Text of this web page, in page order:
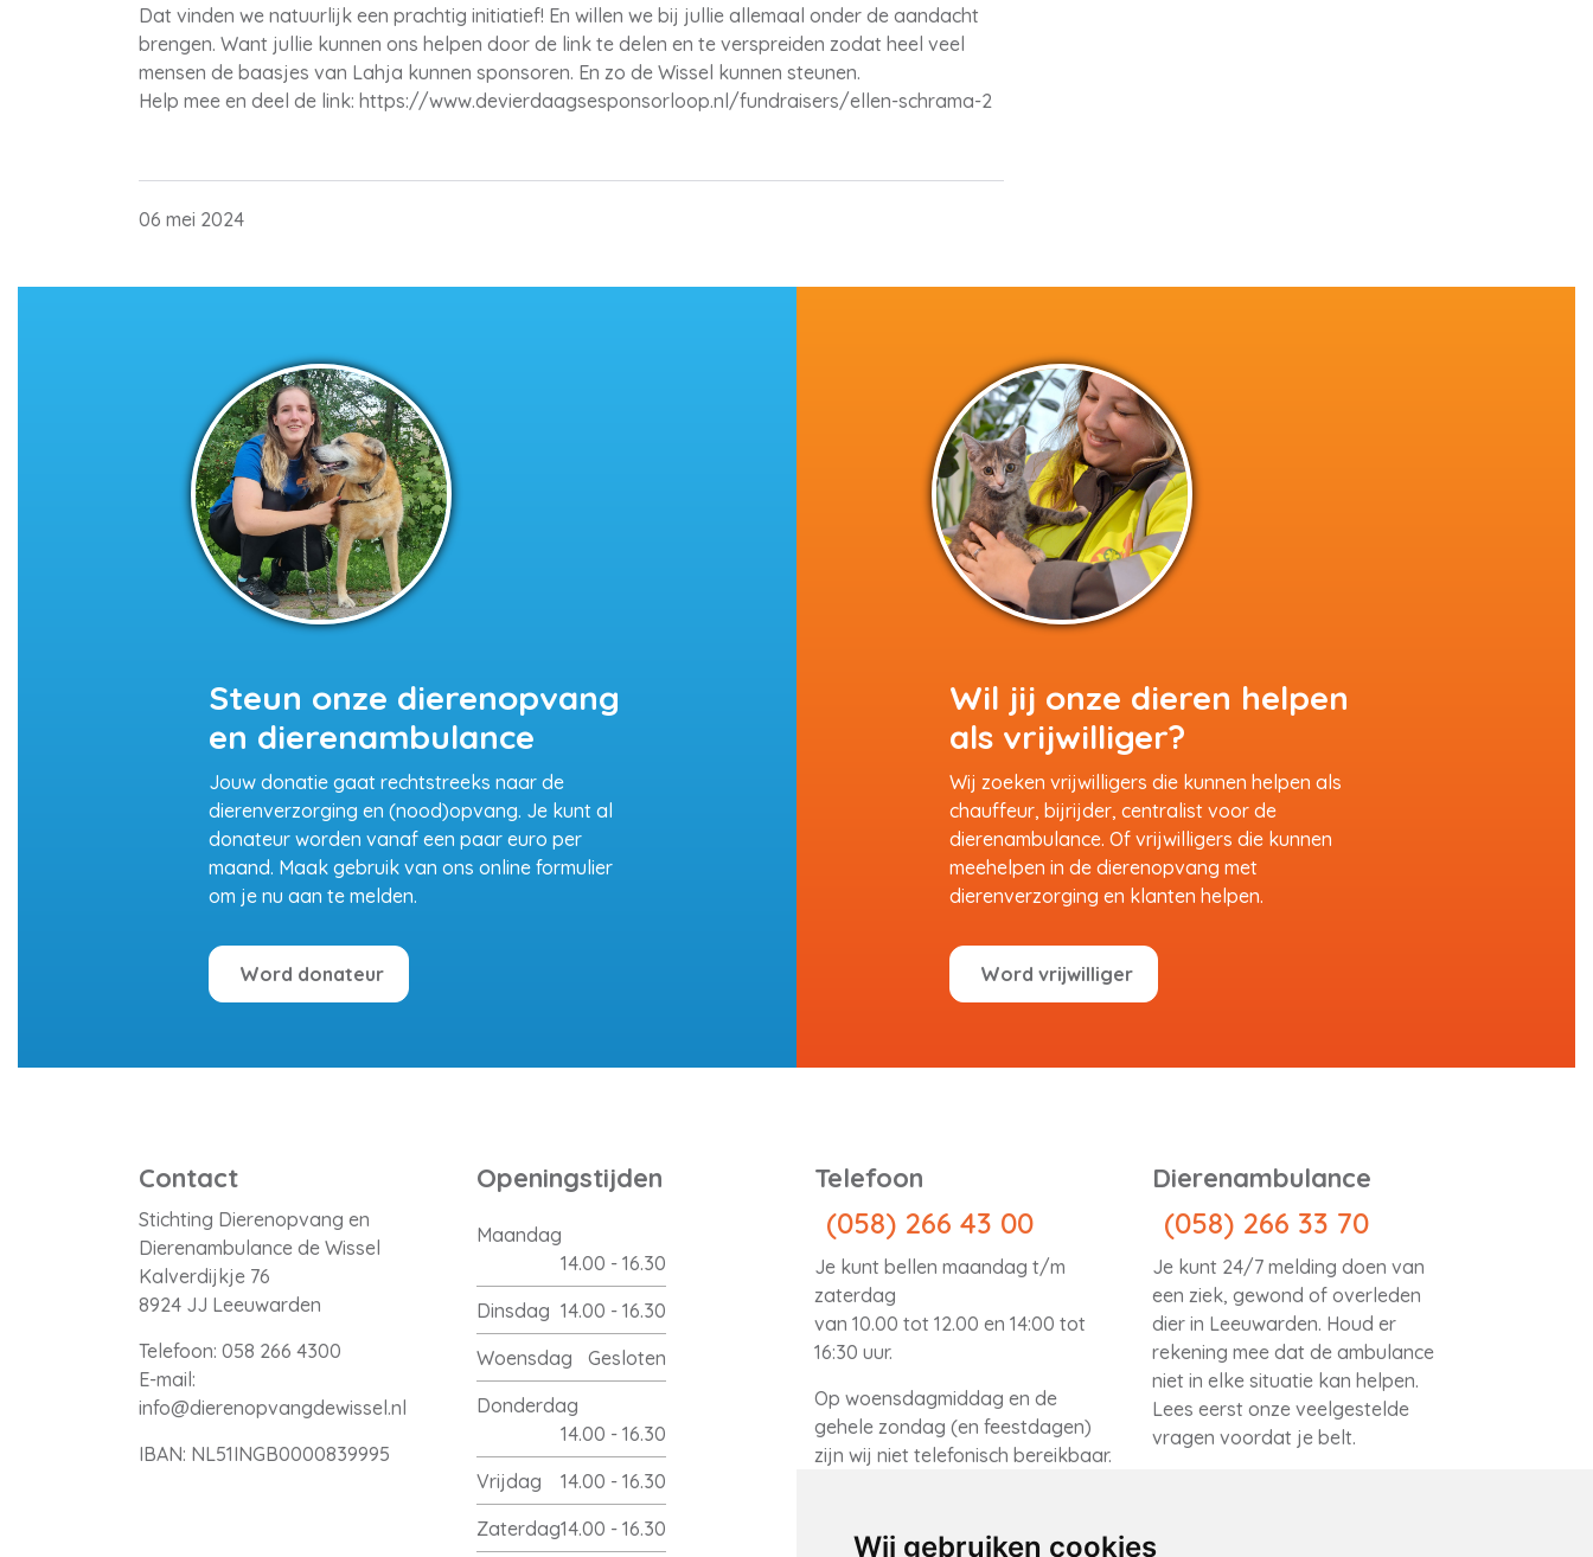
Wij gebruiken cookies
Dat vinden we natuurlijk een prachtig initiatief! En willen we bij jullie allemaal onder de aandacht
brengen. Want jullie kunnen ons helpen door de link te delen en te verspreiden zodat heel veel
mensen de baasjes van Lahja kunnen sponsoren. En zo de Wissel kunnen steunen.
Help mee en deel de link: https://www.devierdaagsesponsorloop.nl/fundraisers/ellen-schrama-2
06 mei 2024
Steun onze dierenopvang
en dierenambulance
Jouw donatie gaat rechtstreeks naar de
dierenverzorging en (nood)opvang. Je kunt al
donateur worden vanaf een paar euro per
maand. Maak gebruik van ons online formulier
om je nu aan te melden.
Word donateur
Wil jij onze dieren helpen
als vrijwilliger?
Wij zoeken vrijwilligers die kunnen helpen als
chauffeur, bijrijder, centralist voor de
dierenambulance. Of vrijwilligers die kunnen
meehelpen in de dierenopvang met
dierenverzorging en klanten helpen.
Word vrijwilliger
Contact
Stichting Dierenopvang en
Dierenambulance de Wissel
Kalverdijkje 76
8924 JJ Leeuwarden
Telefoon: 058 266 4300
E-mail:
info@dierenopvangdewissel.nl
IBAN: NL51INGB0000839995
Openingstijden
Maandag
14.00 - 16.30
Dinsdag 14.00 - 16.30
Woensdag
Gesloten
Donderdag
14.00 - 16.30
Vrijdag
14.00 - 16.30
Zaterdag14.00 - 16.30
Telefoon
(058) 266 43 00
Je kunt bellen maandag t/m
zaterdag
van 10.00 tot 12.00 en 14:00 tot
16:30 uur.
Op woensdagmiddag en de
gehele zondag (en feestdagen)
zijn wij niet telefonisch bereikbaar.
Dierenambulance
(058) 266 33 70
Je kunt 24/7 melding doen van
een ziek, gewond of overleden
dier in Leeuwarden. Houd er
rekening mee dat de ambulance
niet in elke situatie kan helpen.
Lees eerst onze veelgestelde
vragen voordat je belt.